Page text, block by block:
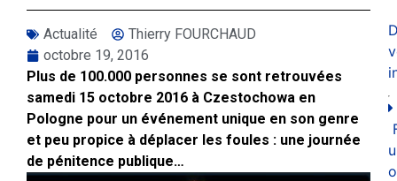
Actualité
Thierry FOURCHAUD
octobre 19, 2016
Plus de 100.000 personnes se sont retrouvées
samedi 15 octobre 2016 à Czestochowa en
Pologne pour un événement unique en son genre
et peu propice à déplacer les foules : une journée
de pénitence publique…